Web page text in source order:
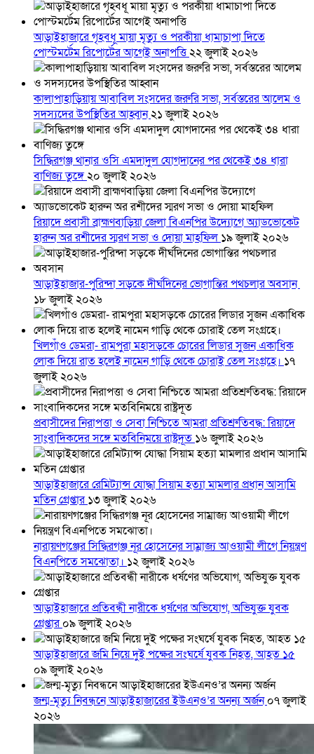
আড়াইহাজারে গৃহবধূ মায়া মৃত্যু ও পরকীয়া ধামাচাপা দিতে
পোস্টমর্টেম রিপোর্টের আগেই অনাপত্তি২২ জুলাই ২০২৬
কালাপাহাড়িয়ায় আবাবিল সংসদের জরুরি সভা, সর্বস্তরের আলেম ও
সদস্যদের উপস্থিতির আহ্বান২১ জুলাই ২০২৬
সিদ্ধিরগঞ্জ থানার ওসি এমদাদুল যোগদানের পর থেকেই ৩৪ ধারা
বাণিজ্য তুঙ্গে২০ জুলাই ২০২৬
রিয়াদে প্রবাসী ব্রাহ্মণবাড়িয়া জেলা বিএনপির উদ্যোগে অ্যাডভোকেট
হারুন অর রশীদের স্মরণ সভা ও দোয়া মাহফিল ১৯ জুলাই ২০২৬
আড়াইহাজার-পুরিন্দা সড়কে দীর্ঘদিনের ভোগান্তির পথচলার অবসান
১৮ জুলাই ২০২৬
খিলগাঁও ডেমরা- রামপুরা মহাসড়কে চোরের লিডার সুজন একাধিক
লোক দিয়ে রাত হলেই নামেন গাড়ি থেকে চোরাই তেল সংগ্রহে। ১৭
জুলাই ২০২৬
প্রবাসীদের নিরাপত্তা ও সেবা নিশ্চিতে আমরা প্রতিশ্রুতিবদ্ধ: রিয়াদে
সাংবাদিকদের সঙ্গে মতবিনিময়ে রাষ্ট্রদূত ১৬ জুলাই ২০২৬
আড়াইহাজারে রেমিট্যান্স যোদ্ধা সিয়াম হত্যা মামলার প্রধান আসামি
মতিন গ্রেপ্তার১৩ জুলাই ২০২৬
নারায়ণগঞ্জের সিদ্ধিরগঞ্জ নূর হোসেনের সাম্রাজ্য আওয়ামী লীগে নিয়ন্ত্রণ
বিএনপিতে সমঝোতা। ১২ জুলাই ২০২৬
আড়াইহাজারে প্রতিবন্ধী নারীকে ধর্ষণের অভিযোগ, অভিযুক্ত যুবক
গ্রেপ্তার০৯ জুলাই ২০২৬
আড়াইহাজারে জমি নিয়ে দুই পক্ষের সংঘর্ষে যুবক নিহত, আহত ১৫
০৯ জুলাই ২০২৬
জন্ম-মৃত্যু নিবন্ধনে আড়াইহাজারের ইউএনও’র অনন্য অর্জন০৭ জুলাই
২০২৬